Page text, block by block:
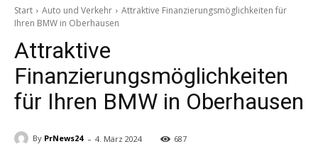
Start Auto und Verkehr
Attraktive Finanzierungsmöglichkeiten für
Ihren BMW in Oberhausen
Attraktive
Finanzierungsmöglichkeiten
für Ihren BMW in Oberhausen
By PrNews24 - 4. März 2024 687